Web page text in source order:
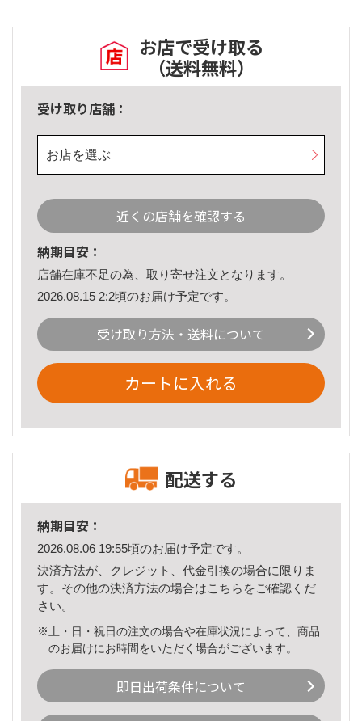
お店で受け取る
（送料無料）
受け取り店舗：
お店を選ぶ
近くの店舗を確認する
納期目安：
店舗在庫不足の為、取り寄せ注文となります。
2026.08.15 2:2頃のお届け予定です。
受け取り方法・送料について
カートに入れる
配送する
納期目安：
2026.08.06 19:55頃のお届け予定です。
決済方法が、クレジット、代金引換の場合に限りま
す。その他の決済方法の場合はこちら をご確認くだ
さい。
※土・日・祝日の注文の場合や在庫状況によって、商品
のお届けにお時間をいただく場合がございます。
即日出荷条件について